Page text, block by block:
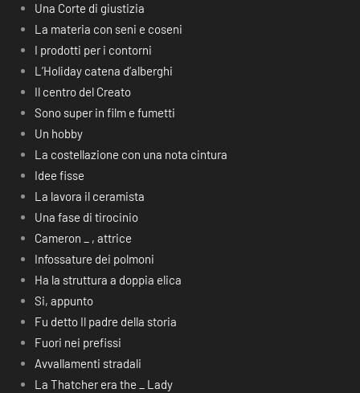
Una Corte di giustizia
La materia con seni e coseni
I prodotti per i contorni
L’Holiday catena d’alberghi
Il centro del Creato
Sono super in film e fumetti
Un hobby
La costellazione con una nota cintura
Idee fisse
La lavora il ceramista
Una fase di tirocinio
Cameron _ , attrice
Infossature dei polmoni
Ha la struttura a doppia elica
Si, appunto
Fu detto Il padre della storia
Fuori nei prefissi
Avvallamenti stradali
La Thatcher era the _ Lady